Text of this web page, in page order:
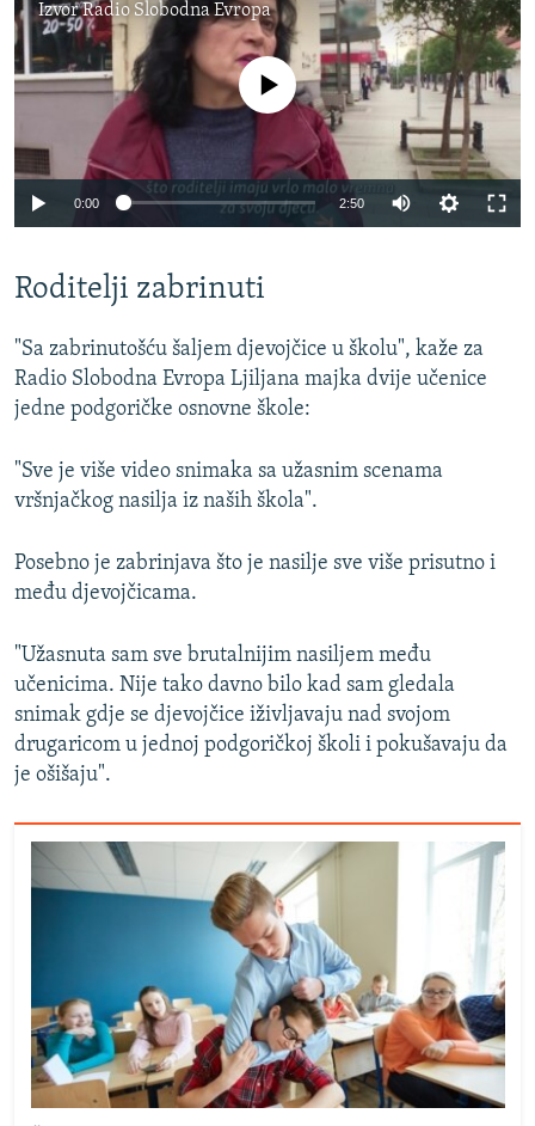
IzvorRadio Slobodna Evropa
1080p
No media source currently available
0:00 2:50
Roditelji zabrinuti
"Sa zabrinutošću šaljem djevojčice u školu", kaže za
Radio Slobodna Evropa Ljiljana majka dvije učenice
jedne podgoričke osnovne škole:
"Sve je više video snimaka sa užasnim scenama
vršnjačkog nasilja iz naših škola".
Posebno je zabrinjava što je nasilje sve više prisutno i
među djevojčicama.
"Užasnuta sam sve brutalnijim nasiljem među
učenicima. Nije tako davno bilo kad sam gledala
snimak gdje se djevojčice iživljavaju nad svojom
drugaricom u jednoj podgoričkoj školi i pokušavaju da
je ošišaju".